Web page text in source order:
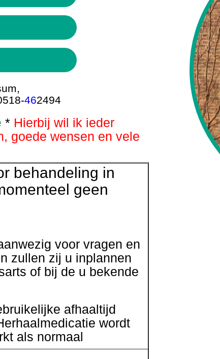
462494
* Hierbij wil ik ieder
goede wensen en vele
behandeling in
geen
voor vragen en
zullen zij u inplannen
of bij de u bekende
afhaaltijd
wordt
als normaal